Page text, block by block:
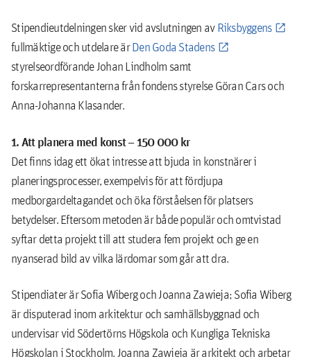
Stipendieutdelningen sker vid avslutningen avRiksbyggens
fullmäktige och utdelare ärDen Goda Stadens
styrelseordförande Johan Lindholm samt
forskarrepresentanterna från fondens styrelse Göran Cars och
Anna-Johanna Klasander.
1. Att planera med konst – 150 000 kr
Det finns idag ett ökat intresse att bjuda in konstnärer i
planeringsprocesser, exempelvis för att fördjupa
medborgardeltagandet och öka förståelsen för platsers
betydelser. Eftersom metoden är både populär och omtvistad
syftar detta projekt till att studera fem projekt och ge en
nyanserad bild av vilka lärdomar som går att dra.
Stipendiater är Sofia Wiberg och Joanna Zawieja; Sofia Wiberg
är disputerad inom arkitektur och samhällsbyggnad och
undervisar vid Södertörns Högskola och Kungliga Tekniska
Högskolan i Stockholm. Joanna Zawieja är arkitekt och arbetar